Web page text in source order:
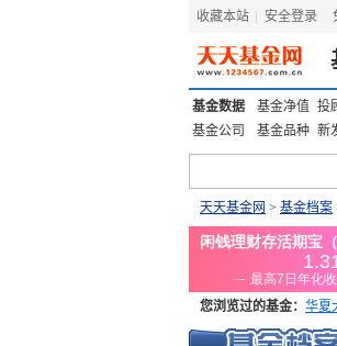
收藏本站 安全登录
基金数据 基金净值 投
基金公司
基金品种 新
天天基金网 > 基金档案
您浏览过的基金： 华夏
添富优势 华安宏利 上